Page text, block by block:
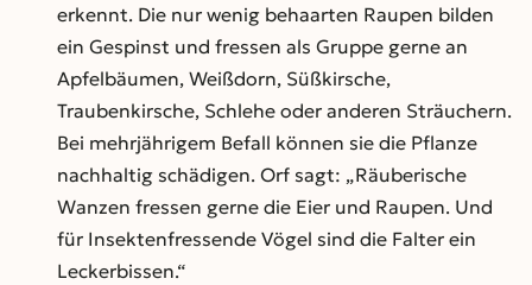
erkennt. Die nur wenig behaarten Raupen bilden
ein Gespinst und fressen als Gruppe gerne an
Apfelbäumen, Weißdorn, Süßkirsche,
Traubenkirsche, Schlehe oder anderen Sträuchern.
Bei mehrjährigem Befall können sie die Pflanze
nachhaltig schädigen. Orf sagt: „Räuberische
Wanzen fressen gerne die Eier und Raupen. Und
für Insektenfressende Vögel sind die Falter ein
Leckerbissen.“